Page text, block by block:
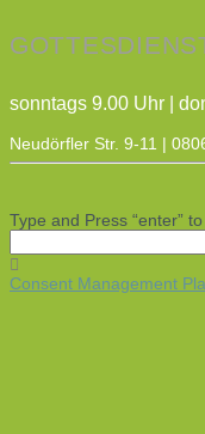
sonntags 9.00 Uhr |
Neudörfler Str. 9-11 |
Type and Press “enter”
Consent Management